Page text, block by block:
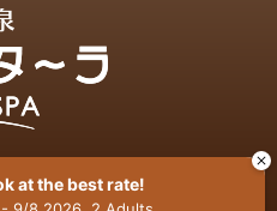
奈良本992-1
23-2003
at the best rate!